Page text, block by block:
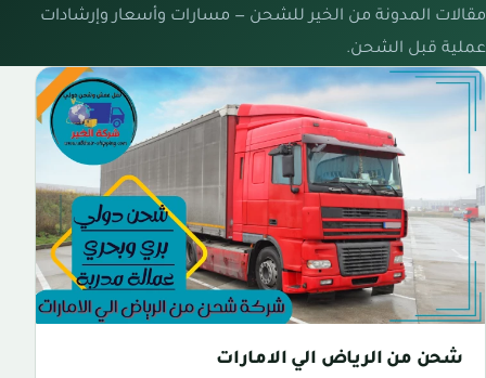
مقالات المدونة من الخير للشحن — مسارات وأسعار وإرشادات
عملية قبل الشحن.
شحن من الرياض الي الامارات